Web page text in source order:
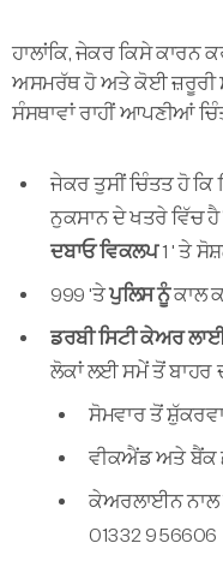
ਹਾਲਾਂਕਿ, ਜੇਕਰ ਕਿਸੇ ਕਾਰਨ
ਅਸਮਰੱਥ ਹੋ ਅਤੇ ਕੋਈ ਜ਼ਰੂਰੀ
ਸੰਸਥਾਵਾਂ ਰਾਹੀਂ ਆਪਣੀਆਂ
ਜੇਕਰ ਤੁਸੀਂ ਚਿੰਤਤ ਹੋ
ਨੁਕਸਾਨ ਦੇ ਖਤਰੇ ਵਿੱਚ ਹੈ
ਦਬਾਓ ਵਿਕਲਪ 1 ' ਤੇ
999 'ਤੇਪੁਲਿਸ ਨੂੰਕਾਲ
ਡਰਬੀ ਸਿਟੀ ਕੇਅਰ
ਲੋਕਾਂ ਲਈ ਸਮੇਂ ਤੋਂ ਬਾਹਰ
ਸੋਮਵਾਰ ਤੋਂ
ਵੀਕਐਂਡ ਅਤੇ ਬੈਂਕ
ਕੇਅਰਲਾਈਨ ਨਾਲ
01332 956606